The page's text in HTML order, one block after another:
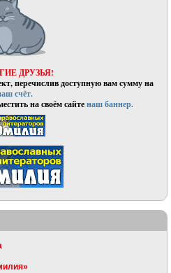
ДРУЗЬЯ!
перечислив доступную вам сумму на
счёт.
на своём сайтенаш баннер.